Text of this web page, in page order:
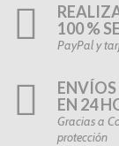
100 %
PayPal y
ENVÍOS
EN 24
Gracias a
protección